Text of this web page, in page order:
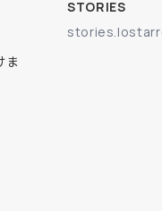
ま
STORIES